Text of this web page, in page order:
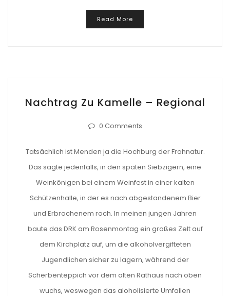
Read More
Nachtrag Zu Kamelle – Regional
0 Comments
Tatsächlich ist Menden ja die Hochburg der Frohnatur.
Das sagte jedenfalls, in den späten Siebzigern, eine
Weinkönigen bei einem Weinfest in einer kalten
Schützenhalle, in der es nach abgestandenem Bier
und Erbrochenem roch. In meinen jungen Jahren
baute das DRK am Rosenmontag ein großes Zelt auf
dem Kirchplatz auf, um die alkoholvergifteten
Jugendlichen sicher zu lagern, während der
Scherbenteppich vor dem alten Rathaus nach oben
wuchs, weswegen das aloholisierte Umfallen